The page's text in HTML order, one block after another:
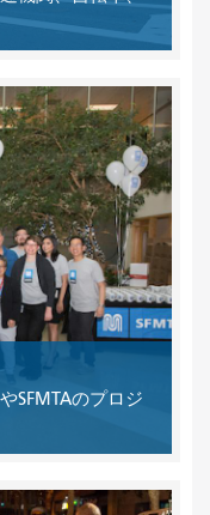
SFMTAのプロジ